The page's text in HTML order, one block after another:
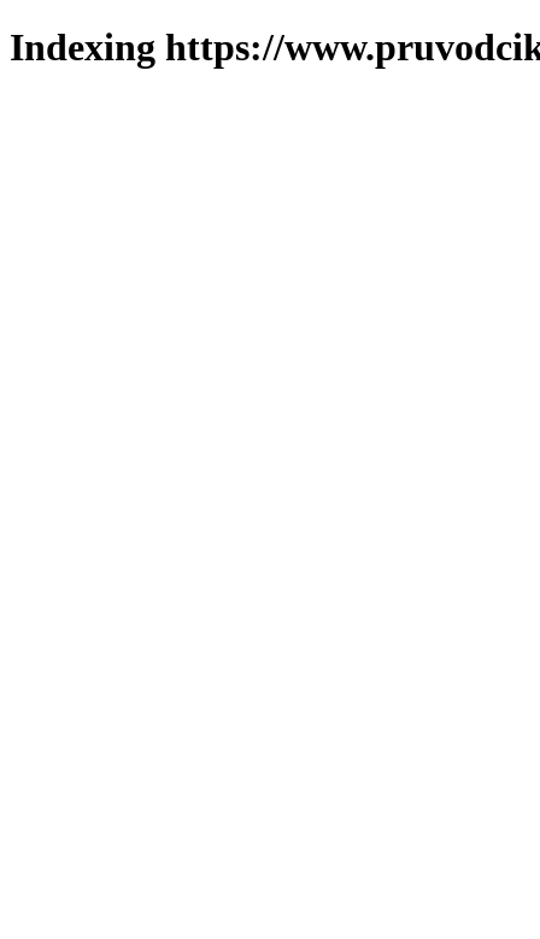
Indexing https://